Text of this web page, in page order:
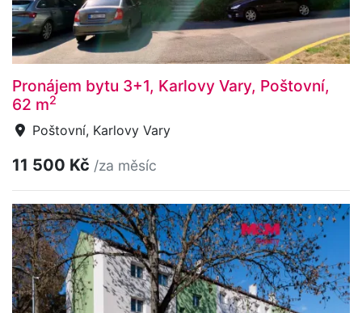
Pronájem bytu 3+1, Karlovy Vary, Poštovní,
62 m2
Poštovní, Karlovy Vary
11 500 Kč /za měsíc